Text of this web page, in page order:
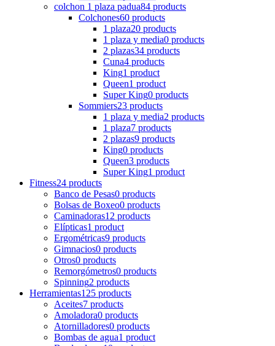
colchon 1 plaza padua84 products
Colchones60 products
1 plaza20 products
1 plaza y media0 products
2 plazas34 products
Cuna4 products
King1 product
Queen1 product
Super King0 products
Sommiers23 products
1 plaza y media2 products
1 plaza7 products
2 plazas9 products
King0 products
Queen3 products
Super King1 product
Fitness24 products
Banco de Pesas0 products
Bolsas de Boxeo0 products
Caminadoras12 products
Elípticas1 product
Ergométricas9 products
Gimnacios0 products
Otros0 products
Remorgómetros0 products
Spinning2 products
Herramientas125 products
Aceites7 products
Amoladora0 products
Atornilladores0 products
Bombas de agua1 product